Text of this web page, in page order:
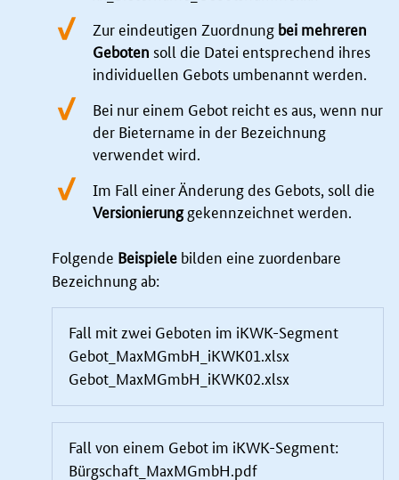
Zur eindeutigen Zuordnung bei mehreren
Geboten soll die Datei entsprechend ihres
individuellen Gebots umbenannt werden.
Bei nur einem Gebot reicht es aus, wenn nur
der Bietername in der Bezeichnung
verwendet wird.
Im Fall einer Änderung des Gebots, soll die
Versionierunggekennzeichnet werden.
Folgende Beispiele bilden eine zuordenbare
Bezeichnung ab:
Fall mit zwei Geboten im iKWK-Segment
Gebot_MaxMGmbH_iKWK01.xlsx
Gebot_MaxMGmbH_iKWK02.xlsx
Fall von einem Gebot im iKWK-Segment:
Bürgschaft_MaxMGmbH.pdf